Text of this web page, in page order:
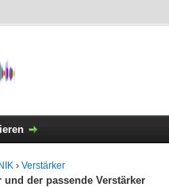
› Verstärker
der passende Verstärker